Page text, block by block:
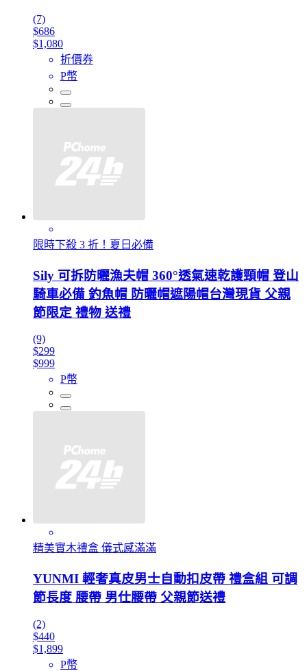
(7)
$686
$1,080
折價券
P幣
限時下殺 3 折！夏日必備
Sily 可拆防曬漁夫帽 360°透氣速乾護頸帽 登山
騎車必備 釣魚帽 防曬帽遮陽帽台灣現貨 父親
節限定 禮物 送禮
(9)
$299
$999
P幣
精美實木禮盒 儀式感滿滿
YUNMI 輕奢真皮男士自動扣皮帶 禮盒組 可調
節長度 腰帶 男仕腰帶 父親節送禮
(2)
$440
$1,899
P幣